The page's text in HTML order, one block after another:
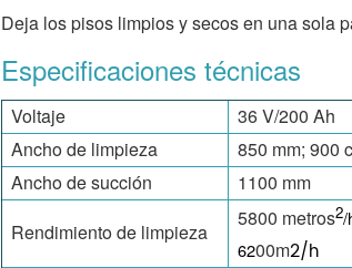
Deja los pisos limpios y secos en una sola
Especificaciones técnicas
Voltaje 36 V/200 Ah
Ancho de limpieza
850 mm; 900
Ancho de succión
1100 mm
Rendimiento de limpieza
5800 metros2/
6200m2/h